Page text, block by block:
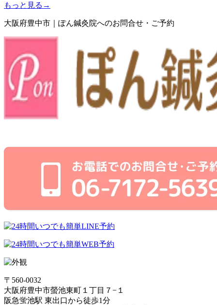
もっと見る→
大阪府豊中市｜ぽん鍼灸院へのお問合せ・ご予約
〒560-0032
大阪府豊中市螢池東町１丁目７−１
阪急蛍池駅 東出口から徒歩1分